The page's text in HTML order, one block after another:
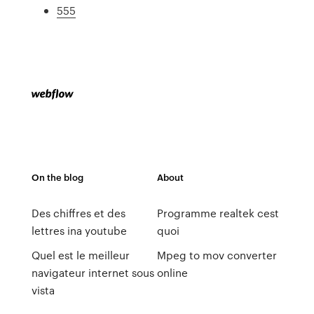
555
On the blog
Des chiffres et des
lettres ina youtube
Quel est le meilleur
navigateur internet sous
vista
About
Programme realtek cest
quoi
Mpeg to mov converter
online